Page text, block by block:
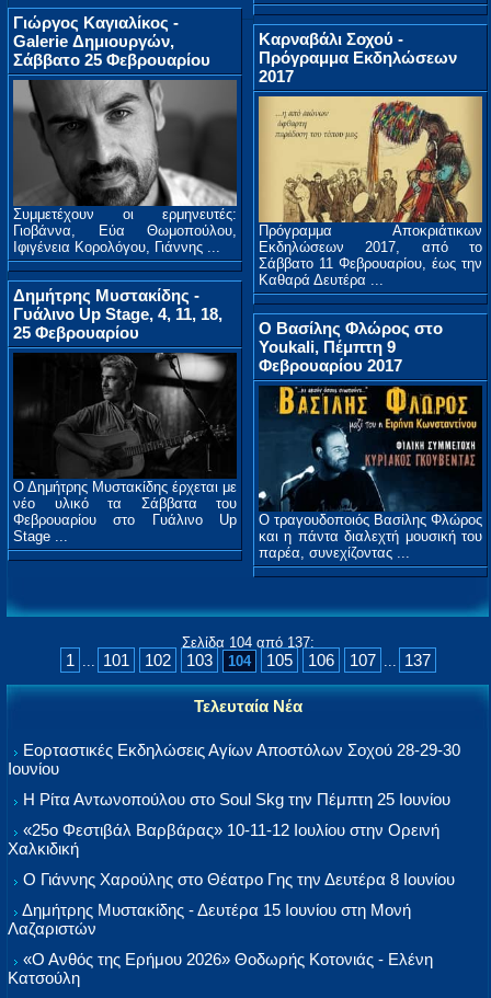
Γιώργος Καγιαλίκος -
Galerie Δημιουργών,
Σάββατο 25 Φεβρουαρίου
Συμμετέχουν οι ερμηνευτές:
Γιοβάννα, Εύα Θωμοπούλου,
Ιφιγένεια Κορολόγου, Γιάννης ...
Δημήτρης Μυστακίδης -
Γυάλινο Up Stage, 4, 11, 18,
25 Φεβρουαρίου
Ο Δημήτρης Μυστακίδης έρχεται με
νέο υλικό τα Σάββατα του
Φεβρουαρίου στο Γυάλινο Up
Stage ...
Καρναβάλι Σοχού -
Πρόγραμμα Εκδηλώσεων
2017
Πρόγραμμα Αποκριάτικων
Εκδηλώσεων 2017, από το
Σάββατο 11 Φεβρουαρίου, έως την
Καθαρά Δευτέρα ...
Ο Βασίλης Φλώρος στο
Youkali, Πέμπτη 9
Φεβρουαρίου 2017
O τραγουδοποιός Βασίλης Φλώρος
και η πάντα διαλεχτή μουσική του
παρέα, συνεχίζοντας ...
Σελίδα 104 από 137:
1 ... 101 102 103 104 105 106 107 ... 137
Τελευταία Νέα
Εορταστικές Εκδηλώσεις Αγίων Αποστόλων Σοχού 28-29-30
Ιουνίου
Η Ρίτα Αντωνοπούλου στο Soul Skg την Πέμπτη 25 Ιουνίου
«25ο Φεστιβάλ Βαρβάρας» 10-11-12 Ιουλίου στην Ορεινή
Χαλκιδική
Ο Γιάννης Χαρούλης στο Θέατρο Γης την Δευτέρα 8 Ιουνίου
Δημήτρης Μυστακίδης - Δευτέρα 15 Ιουνίου στη Μονή
Λαζαριστών
«Ο Ανθός της Ερήμου 2026» Θοδωρής Κοτονιάς - Ελένη
Κατσούλη